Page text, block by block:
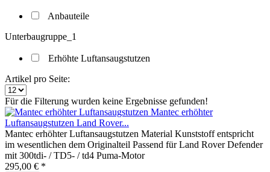
Anbauteile
Unterbaugruppe_1
Erhöhte Luftansaugstutzen
Artikel pro Seite:
Für die Filterung wurden keine Ergebnisse gefunden!
Mantec erhöhter
Luftansaugstutzen Land Rover...
Mantec erhöhter Luftansaugstutzen Material Kunststoff entspricht
im wesentlichen dem Originalteil Passend für Land Rover Defender
mit 300tdi- / TD5- / td4 Puma-Motor
295,00 € *